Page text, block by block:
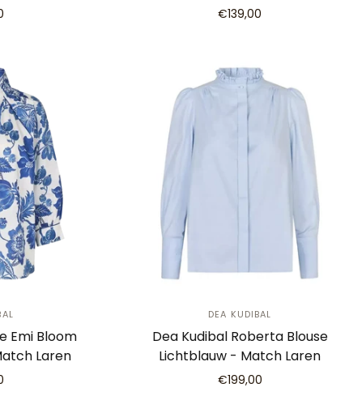
€139,00
Emi Bloom
Laren
DEA KUDIBAL
Dea Kudibal Roberta Blouse
Lichtblauw - Match Laren
€199,00